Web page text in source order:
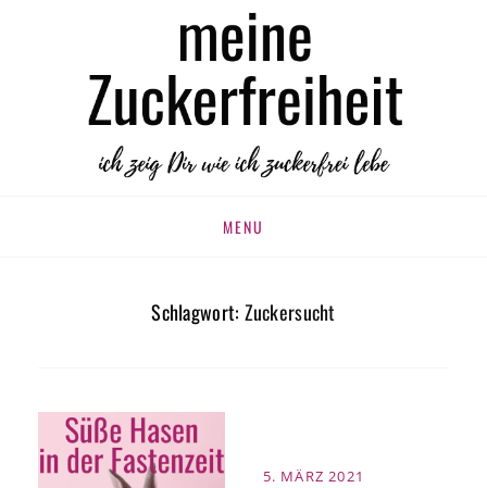
MEINE
ZUCKERFREIHEIT
zuckerfrei leben
MENU
Schlagwort: Zuckersucht
POSTED
5. MÄRZ 2021